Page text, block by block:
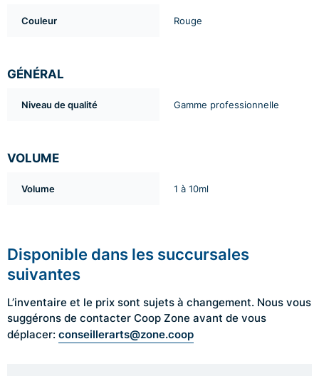
Couleur Rouge
GÉNÉRAL
Niveau de qualité Gamme professionnelle
VOLUME
Volume 1 à 10ml
Disponible dans les succursales
suivantes
L’inventaire et le prix sont sujets à changement. Nous vous
suggérons de contacter Coop Zone avant de vous
déplacer: conseillerarts@zone.coop